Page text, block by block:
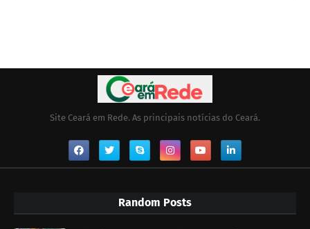
Site Ceará em Rede. As principais notícias do Ceará.
Random Posts